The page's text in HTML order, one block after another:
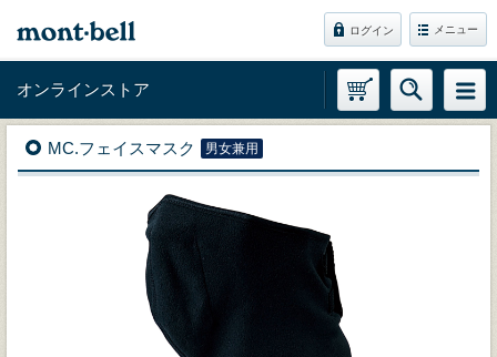
ログイン メニュー
オンラインストア
MC.フェイスマスク 男女兼用